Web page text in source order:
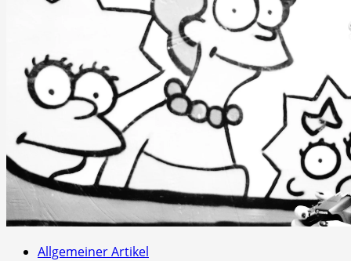
Allgemeiner Artikel